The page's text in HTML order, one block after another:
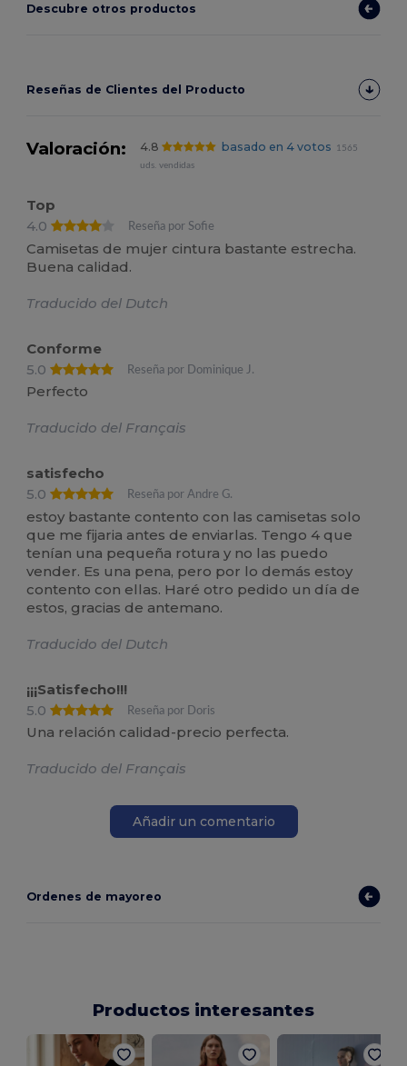
Descubre otros productos
Reseñas de Clientes del Producto
Valoración: 4.8 basado en 4 votos
1565
uds. vendidas
Top
4.0
Reseña por Sofie
Camisetas de mujer cintura bastante estrecha.
Buena calidad.
Traducido del Dutch
Conforme
5.0
Reseña por Dominique J.
Perfecto
Traducido del Français
satisfecho
5.0
Reseña por Andre G.
estoy bastante contento con las camisetas solo
que me fijaria antes de enviarlas. Tengo 4 que
tenían una pequeña rotura y no las puedo
vender. Es una pena, pero por lo demás estoy
contento con ellas. Haré otro pedido un día de
estos, gracias de antemano.
Traducido del Dutch
¡¡¡Satisfecho!!!
5.0
Reseña por Doris
Una relación calidad-precio perfecta.
Traducido del Français
Añadir un comentario
Ordenes de mayoreo
Productos interesantes